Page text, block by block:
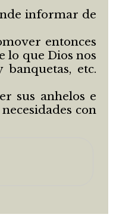
informar de
entonces
lo que Dios nos
etc.
sus anhelos e
con